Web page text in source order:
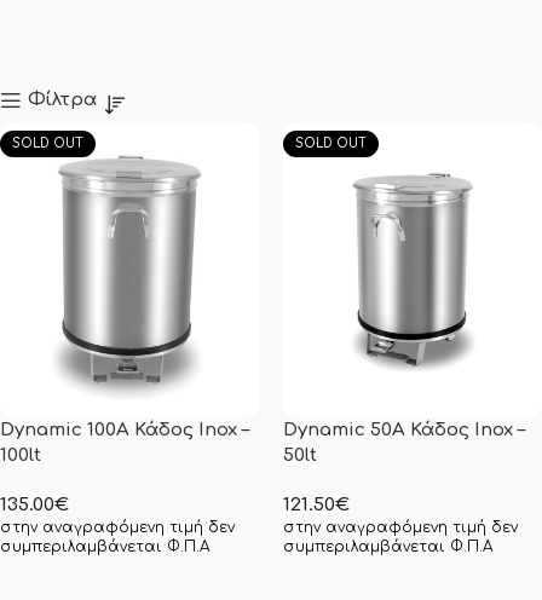
Φίλτρα
SOLD OUT
Dynamic 100A Κάδος Ιnox –
100lt
135.00€
στην αναγραφόμενη τιμή δεν
συμπεριλαμβάνεται Φ.Π.Α
SOLD OUT
Dynamic 50A Κάδος Ιnox –
50lt
121.50€
στην αναγραφόμενη τιμή δεν
συμπεριλαμβάνεται Φ.Π.Α